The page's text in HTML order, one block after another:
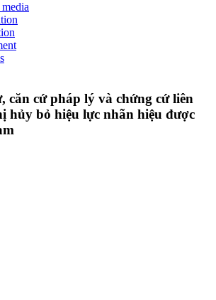
căn cứ pháp lý và chứng cứ liên
hủy bỏ hiệu lực nhãn hiệu được